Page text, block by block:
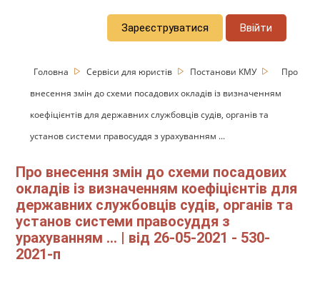
Зареєструватися Ввійти
Головна Сервіси для юристів Постанови КМУ
Про
внесення змін до схеми посадових окладів із визначенням
коефіцієнтів для державних службовців судів, органів та
установ системи правосуддя з урахуванням ...
Про внесення змін до схеми посадових
окладів із визначенням коефіцієнтів для
державних службовців судів, органів та
установ системи правосуддя з
урахуванням ... | від 26-05-2021 - 530-
2021-п